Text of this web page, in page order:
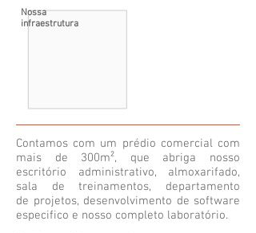
Nossa
infraestrutura
Contamos com um prédio comercial com
mais de 300m², que abriga nosso
escritório administrativo, almoxarifado,
sala de treinamentos, departamento
de projetos, desenvolvimento de software
especifico e nosso completo laboratório.